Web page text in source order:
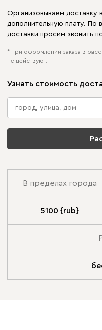
Организовываем доставку
дополнительную плату. По
доставки просим звонить
* при оформлении заказа в
не действуют.
Узнать стоимость
В пределах города
5100 {rub}